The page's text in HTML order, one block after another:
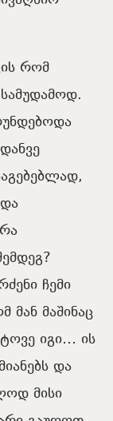
რომ
ჩემი
მან მაშინაც
იგი… ის
და
მისი